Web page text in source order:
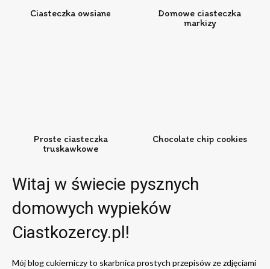
Ciasteczka owsiane
Domowe ciasteczka
markizy
Proste ciasteczka
truskawkowe
Chocolate chip cookies
Witaj w świecie pysznych
domowych wypieków
Ciastkozercy.pl!
Mój blog cukierniczy to skarbnica prostych przepisów ze zdjęciami